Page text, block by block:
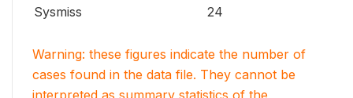
Sysmiss 24
Warning: these figures indicate the number of
cases found in the data file. They cannot be
interpreted as summary statistics of the